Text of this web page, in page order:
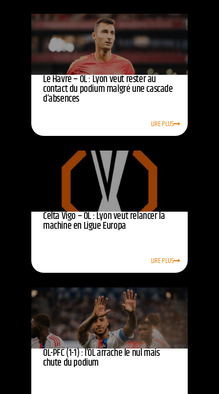
Le Havre – OL : Lyon veut rester au
contact du podium malgré une cascade
d’absences
LIRE PLUS
Celta Vigo – OL : Lyon veut relancer la
machine en Ligue Europa
LIRE PLUS
OL-PFC (1-1) : l’OL arrache le nul mais
chute du podium